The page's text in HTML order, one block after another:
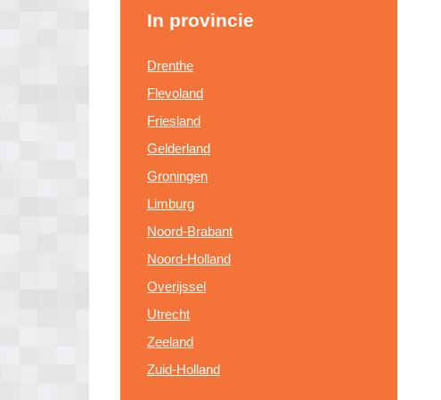
In provincie
Drenthe
Flevoland
Friesland
Gelderland
Groningen
Limburg
Noord-Brabant
Noord-Holland
Overijssel
Utrecht
Zeeland
Zuid-Holland